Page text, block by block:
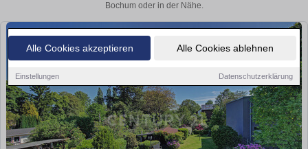
Alle Cookies akzeptieren Alle Cookies ablehnen
Einstellungen Datenschutzerklärung
Bochum oder in der Nähe.